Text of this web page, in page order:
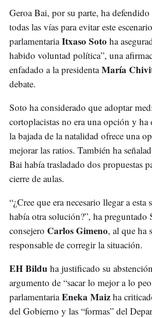
Geroa Bai, por su parte, ha
todas las vías para evitar este
parlamentariaItxaso Soto ha
habido voluntad política”, una
enfadado a la presidentaMaría
debate.
Soto ha considerado que adoptar
cortoplacistas no era una opción y ha
la bajada de la natalidad ofrece una
mejorar las ratios. También ha
Bai había trasladado dos propuestas
cierre de aulas.
“¿Cree que era necesario llegar a esta
había otra solución?”, ha preguntado
consejero Carlos Gimeno, al que ha
responsable de corregir la situación.
EH Bildu ha justificado su
argumento de “sacar lo mejor a lo
parlamentariaEneka Maiz ha
del Gobierno y las “formas” del